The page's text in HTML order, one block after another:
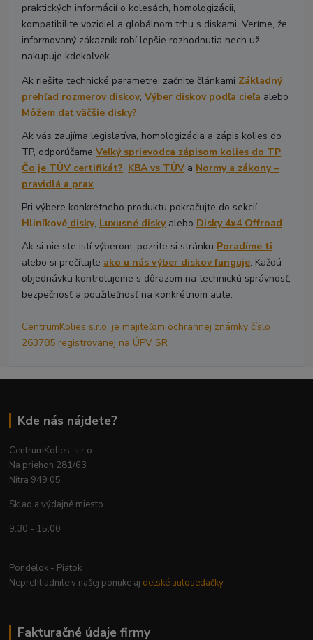
praktických informácií o kolesách, homologizácii,
kompatibilite vozidiel a globálnom trhu s diskami. Veríme, že
informovaný zákazník robí lepšie rozhodnutia nech už
nakupuje kdekoľvek.
Ak riešite technické parametre, začnite článkami Základný
prehľad rozmerov diskov,Výber diskov podľa cieľa alebo
Môžem dať väčšie disky?.
Ak vás zaujíma legislatíva, homologizácia a zápis kolies do
TP, odporúčameVeľký sprievodca zápisom kolies do TP,
Čo je TÜV certifikát?, KBA vs TÜV a Normy a zákony –
pravidlá a prax.
Pri výbere konkrétneho produktu pokračujte do sekcií
Hliníkové disky, Luxusné diskyalebo Disky 4x4 Offroad.
Ak si nie ste istí výberom, pozrite si stránku Poradíme ti
alebo si prečítajte ako u nás výber diskov funguje. Každú
objednávku kontrolujeme s dôrazom na technickú správnosť,
bezpečnosť a použiteľnosť na konkrétnom aute.
CentrumKolies s.r.o. je majiteľom ochrannej známky číslo
263785 registrovanej na ÚPV SR
Kde nás nájdete?
CentrumKolies, s.r.o.
Na priehon 281/63
Nitra 949 05
Sklad a výdajné miesto
9.30 - 15.00
Pondelok - Piatok
Neprehliadnite v našej ponuke aj detské autosedačky
Fakturačné údaje firmy